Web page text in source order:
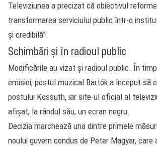
Televiziunea a precizat că obiectivul
transformarea serviciului public într-o
și credibilă”.
Schimbări și în radioul public
Modificările au vizat și radioul public. În
emisiei, postul muzical Bartók a început să
postului Kossuth, iar site-ul oficial al
afișat, la rândul său, un ecran negru.
Decizia marchează una dintre primele
noului guvern condus de Peter Magyar, care